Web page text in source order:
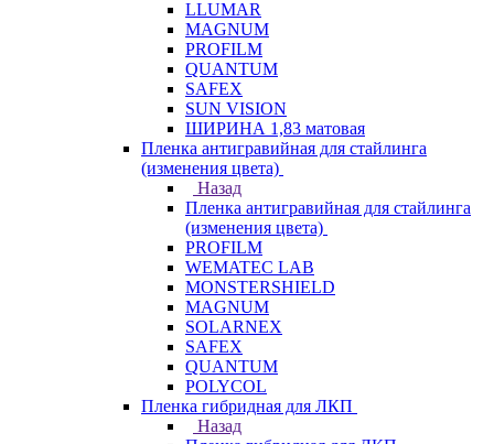
LLUMAR
MAGNUM
PROFILM
QUANTUM
SAFEX
SUN VISION
ШИРИНА 1,83 матовая
Пленка антигравийная для стайлинга
(изменения цвета)
Назад
Пленка антигравийная для стайлинга
(изменения цвета)
PROFILM
WEMATEC LAB
MONSTERSHIELD
MAGNUM
SOLARNEX
SAFEX
QUANTUM
POLYCOL
Пленка гибридная для ЛКП
Назад